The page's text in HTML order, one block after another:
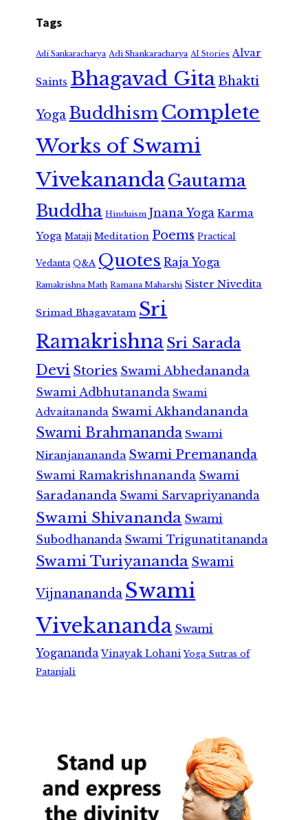
Tags
Adi Sankaracharya Adi Shankaracharya AI Stories Alvar
Saints Bhagavad GitaBhakti
Yoga Buddhism Complete
Works of Swami
VivekanandaGautama
Buddha Hinduism Jnana Yoga Karma
Yoga Mataji Meditation Poems Practical
Vedanta Q&A Quotes Raja Yoga
Ramakrishna Math Ramana Maharshi Sister Nivedita
Srimad Bhagavatam Sri
RamakrishnaSri Sarada
Devi Stories Swami Abhedananda
Swami Adbhutananda Swami
Advaitananda Swami Akhandananda
Swami Brahmananda Swami
Niranjanananda Swami Premananda
Swami Ramakrishnananda Swami
Saradananda Swami Sarvapriyananda
Swami Shivananda Swami
Subodhananda Swami Trigunatitananda
Swami Turiyananda Swami
Vijnanananda Swami
Vivekananda Swami
Yogananda Vinayak Lohani Yoga Sutras of
Patanjali